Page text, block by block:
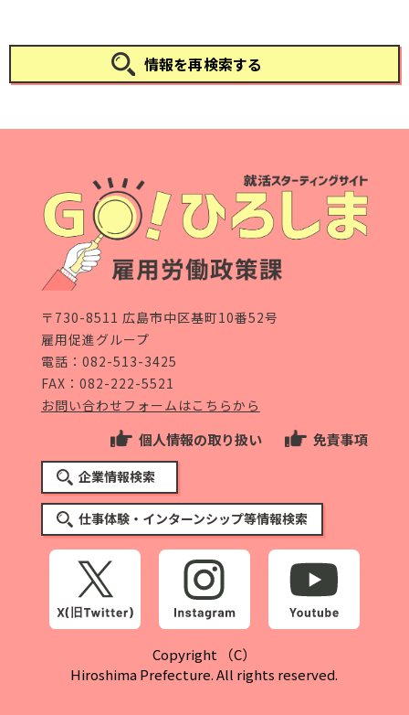
情報を再検索する
〒730-8511 広島市中区基町10番52号
雇用促進グループ
電話： 082-513-3425
FAX：082-222-5521
お問い合わせフォームはこちらから
個人情報の取り扱い 免責事項
企業情報検索
仕事体験・インターンシップ等情報検索
Copyright （C）
Hiroshima Prefecture. All rights reserved.